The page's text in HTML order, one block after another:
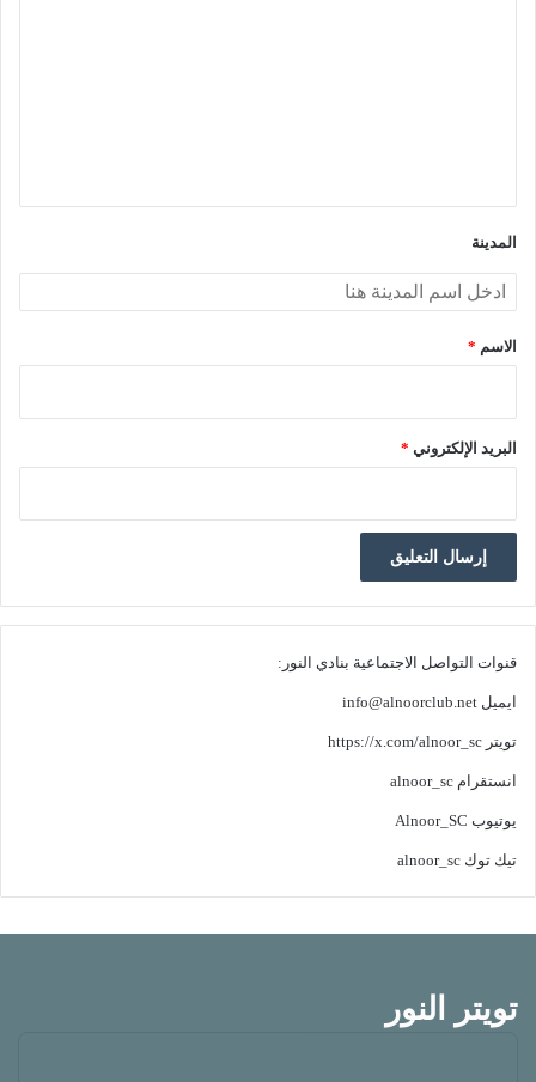
المدينة
الاسم *
البريد الإلكتروني *
قنوات التواصل الاجتماعية بنادي النور:
ايميل info@alnoorclub.net
تويتر https://x.com/alnoor_sc
انستقرام alnoor_sc
يوتيوب Alnoor_SC
تيك توك alnoor_sc
تويتر النور